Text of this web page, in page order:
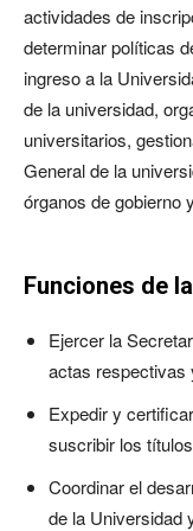
actividades de
determinar políticas
ingreso a la
de la universidad,
universitarios,
General de la
órganos de gobierno
Funciones de
Ejercer la
actas respectivas
Expedir y
suscribir los
Coordinar el
de la Universidad